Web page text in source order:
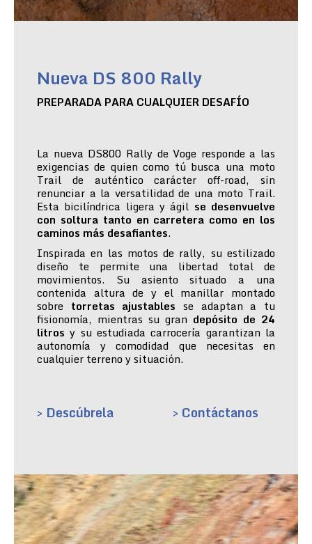
Nueva DS 800 Rally
PREPARADA PARA CUALQUIER DESAFÍO
La nueva DS800 Rally de Voge responde a las
exigencias de quien como tú busca una moto
Trail de auténtico carácter off-road, sin
renunciar a la versatilidad de una moto Trail.
Esta bicilíndrica ligera y ágil se desenvuelve
con soltura tanto en carretera como en los
caminos más desafiantes.
Inspirada en las motos de rally, su estilizado
diseño te permite una libertad total de
movimientos. Su asiento situado a una
contenida altura de y el manillar montado
sobre torretas ajustables se adaptan a tu
fisionomía, mientras su gran depósito de 24
litros y su estudiada carrocería garantizan la
autonomía y comodidad que necesitas en
cualquier terreno y situación.
> Descúbrela > Contáctanos